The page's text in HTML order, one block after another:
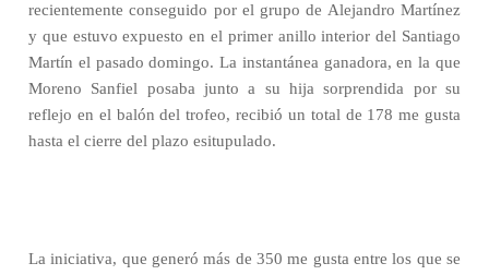
recientemente conseguido por el grupo de Alejandro Martínez
y que estuvo expuesto en el primer anillo interior del Santiago
Martín el pasado domingo. La instantánea ganadora, en la que
Moreno Sanfiel posaba junto a su hija sorprendida por su
reflejo en el balón del trofeo, recibió un total de 178 me gusta
hasta el cierre del plazo esitupulado.
La iniciativa, que generó más de 350 me gusta entre los que se